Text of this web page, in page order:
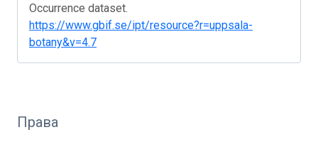
Occurrence dataset.
https://www.gbif.se/ipt/resource?r=uppsala-
botany&v=4.7
Права